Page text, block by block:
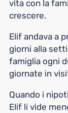
vita con la
crescere.
Elif andava a
giorni alla
famiglia ogni
giornate in
Quando i
Elif li vide